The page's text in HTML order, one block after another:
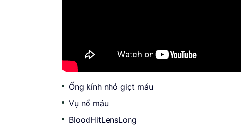
Ống kính nhỏ giọt máu
Vụ nổ máu
BloodHitLensLong